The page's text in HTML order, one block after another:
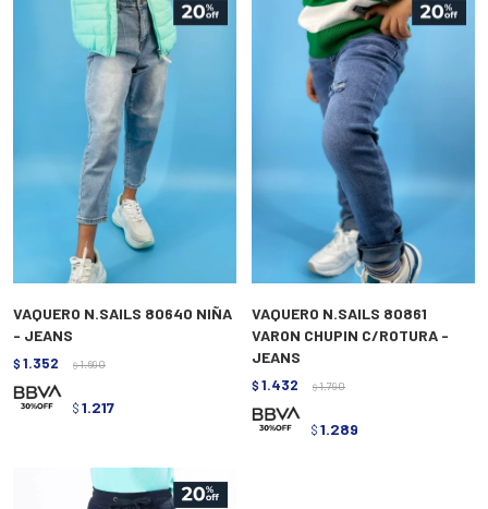
VAQUERO N.SAILS 80640 NIÑA
- JEANS
$ 1.352 $ 1.690
$ 1.217
VAQUERO N.SAILS 80861
VARON CHUPIN C/ROTURA -
JEANS
$ 1.432 $ 1.790
$ 1.289